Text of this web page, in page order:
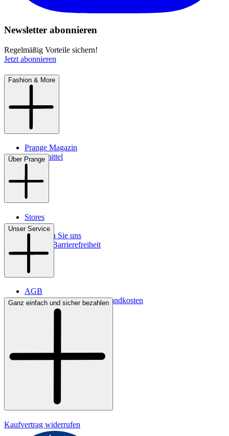
Newsletter abonnieren
Regelmäßig Vorteile sichern!
Jetzt abonnieren
Fashion & More
Prange Magazin
Pflegemittel
Über Prange
Stores
Kontakt
So finden Sie uns
Digitale Barrierefreiheit
Unser Service
AGB
Lieferbedingungen & Versandkosten
Bezahlung
Ganz einfach und sicher bezahlen
Kaufvertrag widerrufen